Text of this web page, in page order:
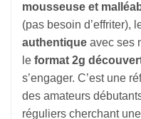
mousseuse et
(pas besoin d’effriter),
authentique avec ses
le format 2g
s’engager. C’est une
des amateurs
réguliers cherchant